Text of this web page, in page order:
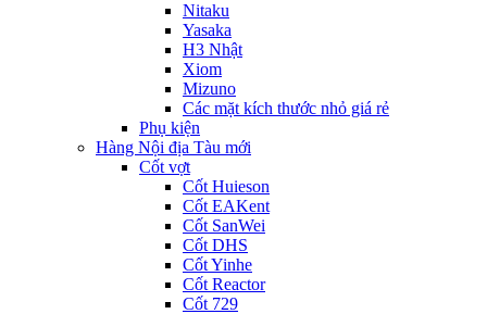
Nitaku
Yasaka
H3 Nhật
Xiom
Mizuno
Các mặt kích thước nhỏ giá rẻ
Phụ kiện
Hàng Nội địa Tàu mới
Cốt vợt
Cốt Huieson
Cốt EAKent
Cốt SanWei
Cốt DHS
Cốt Yinhe
Cốt Reactor
Cốt 729